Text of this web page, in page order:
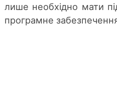
лише необхідно мати
програмне